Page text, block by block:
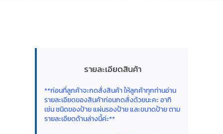
รายละเอียดสินค้า
**ก่อนที่ลูกค้าจะกดสั่งสินค้า ให้ลูกค้าทุกท่านอ่าน
รายละเอียดของสินค้าก่อนกดสั่งด้วยนะคะ อาทิ
เช่น ชนิดของป้าย แผ่นรองป้าย และขนาดป้าย ตาม
รายละเอียดด้านล่างนี้ค่ะ**